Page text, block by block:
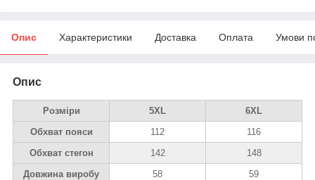
Опис Характеристики Доставка Оплата Умови
Опис
Розміри 5XL
6XL
Обхват пояси
112
116
Обхват стегон
142
148
Довжина виробу
58 59